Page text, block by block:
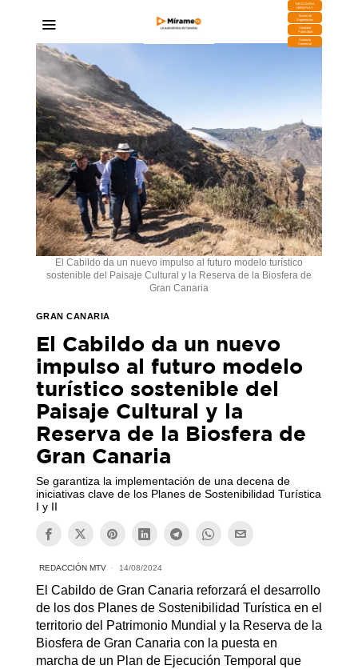
DESCARGA
MIRAPLAY
Buzón de
Sugerencias
Contratar
Publicidad
Contacto
Comercial
El Cabildo da un nuevo impulso al futuro modelo turístico
sostenible del Paisaje Cultural y la Reserva de la Biosfera de
Gran Canaria
GRAN CANARIA
El Cabildo da un nuevo
impulso al futuro modelo
turístico sostenible del
Paisaje Cultural y la
Reserva de la Biosfera de
Gran Canaria
Se garantiza la implementación de una decena de
iniciativas clave de los Planes de Sostenibilidad Turística
I y II
REDACCIÓN MTV 14/08/2024
El Cabildo de Gran Canaria reforzará el desarrollo
de los dos Planes de Sostenibilidad Turística en el
territorio del Patrimonio Mundial y la Reserva de la
Biosfera de Gran Canaria con la puesta en
marcha de un Plan de Ejecución Temporal que